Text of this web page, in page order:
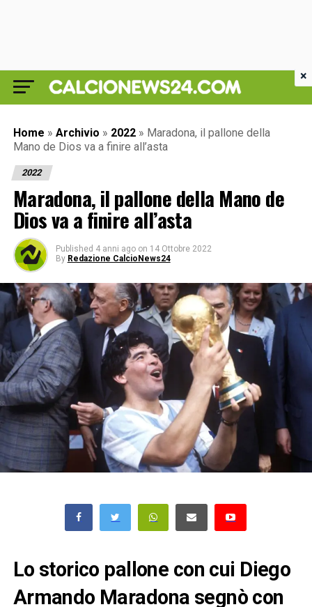
Home » Archivio » 2022 » Maradona, il pallone della
Mano de Dios va a finire all’asta
2022
Maradona, il pallone della Mano de
Dios va a finire all’asta
Published 4 anni ago on 14 Ottobre 2022
By Redazione CalcioNews24
Lo storico pallone con cui Diego
Armando Maradona segnò con
×